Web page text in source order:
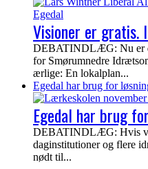
Visioner er
DEBATINDLÆG: Nu er
for Smørumnedre
ærlige: En lokalplan...
Egedal har brug for
Egedal har brug
DEBATINDLÆG: Hvis vi
daginstitutioner og flere
nødt til...